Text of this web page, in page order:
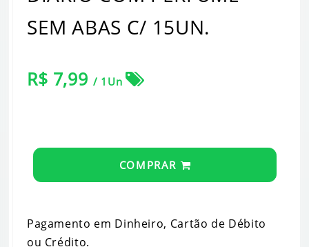
SEM ABAS C/ 15UN.
R$ 7,99/ 1Un
COMPRAR
Pagamento em Dinheiro, Cartão de Débito
ou Crédito.